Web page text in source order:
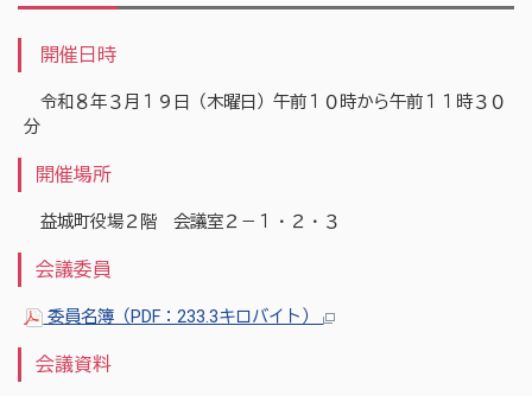
開催日時
令和８年３月１９日（木曜日）午前１０時から午前１１時３０
分
開催場所
益城町役場２階 会議室２－１・２・３
会議委員
委員名簿（PDF：233.3キロバイト）
会議資料